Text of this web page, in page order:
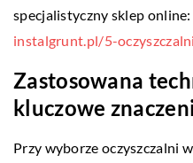
specjalistyczny sklep online:
instalgrunt.pl/5-
Zastosowana
kluczowe
Przy wyborze oczyszczalni